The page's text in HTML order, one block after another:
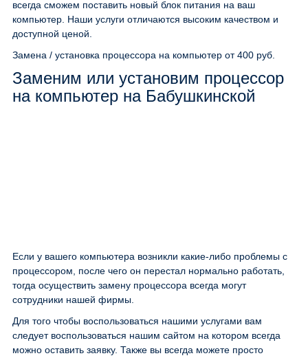
всегда сможем поставить новый блок питания на ваш
компьютер. Наши услуги отличаются высоким качеством и
доступной ценой.
Замена / установка процессора на компьютер от 400 руб.
Заменим или установим процессор
на компьютер на Бабушкинской
Если у вашего компьютера возникли какие-либо проблемы с
процессором, после чего он перестал нормально работать,
тогда осуществить замену процессора всегда могут
сотрудники нашей фирмы.
Для того чтобы воспользоваться нашими услугами вам
следует воспользоваться нашим сайтом на котором всегда
можно оставить заявку. Также вы всегда можете просто